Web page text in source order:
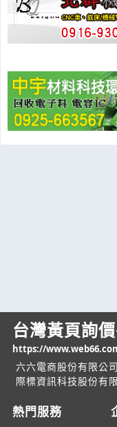
台灣黃頁詢
https://
六六電商股份有限公
際標資訊科技股份有
熱門服務